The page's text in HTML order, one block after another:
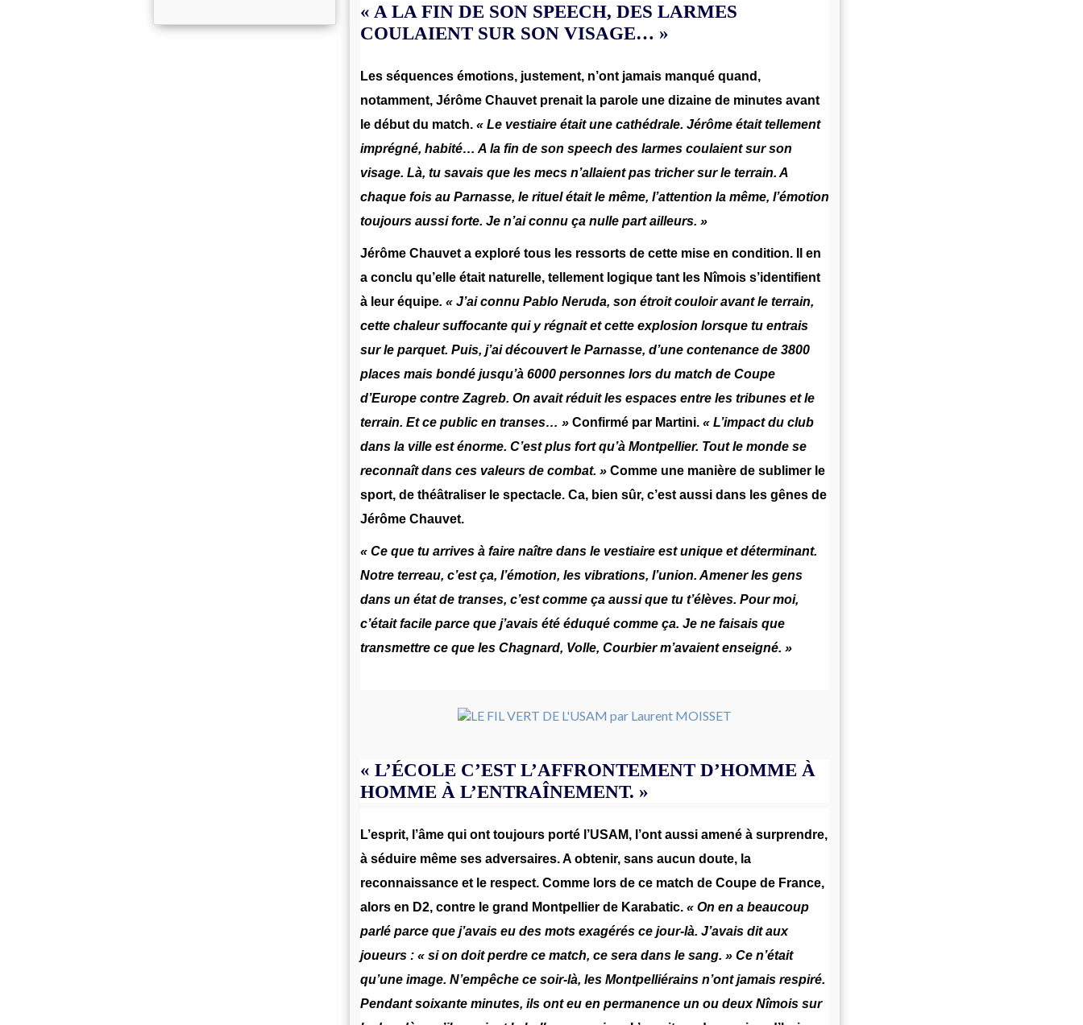
« A LA FIN DE SON SPEECH, DES LARMES
COULAIENT SUR SON VISAGE… »
Les séquences émotions, justement, n’ont jamais manqué quand,
notamment, Jérôme Chauvet prenait la parole une dizaine de minutes avant
le début du match. « Le vestiaire était une cathédrale. Jérôme était tellement
imprégné, habité… A la fin de son speech des larmes coulaient sur son
visage. Là, tu savais que les mecs n’allaient pas tricher sur le terrain. A
chaque fois au Parnasse, le rituel était le même, l’attention la même, l’émotion
toujours aussi forte. Je n’ai connu ça nulle part ailleurs. »
Jérôme Chauvet a exploré tous les ressorts de cette mise en condition. Il en
a conclu qu’elle était naturelle, tellement logique tant les Nîmois s’identifient
à leur équipe. « J’ai connu Pablo Neruda, son étroit couloir avant le terrain,
cette chaleur suffocante qui y régnait et cette explosion lorsque tu entrais
sur le parquet. Puis, j’ai découvert le Parnasse, d’une contenance de 3800
places mais bondé jusqu’à 6000 personnes lors du match de Coupe
d’Europe contre Zagreb. On avait réduit les espaces entre les tribunes et le
terrain. Et ce public en transes… » Confirmé par Martini. « L’impact du club
dans la ville est énorme. C’est plus fort qu’à Montpellier. Tout le monde se
reconnaît dans ces valeurs de combat. » Comme une manière de sublimer le
sport, de théâtraliser le spectacle. Ca, bien sûr, c’est aussi dans les gênes de
Jérôme Chauvet.
« Ce que tu arrives à faire naître dans le vestiaire est unique et déterminant.
Notre terreau, c’est ça, l’émotion, les vibrations, l’union. Amener les gens
dans un état de transes, c’est comme ça aussi que tu t’élèves. Pour moi,
c’était facile parce que j’avais été éduqué comme ça. Je ne faisais que
transmettre ce que les Chagnard, Volle, Courbier m’avaient enseigné. »
« L’ÉCOLE C’EST L’AFFRONTEMENT D’HOMME À
HOMME À L’ENTRAÎNEMENT. »
L’esprit, l’âme qui ont toujours porté l’USAM, l’ont aussi amené à surprendre,
à séduire même ses adversaires. A obtenir, sans aucun doute, la
reconnaissance et le respect. Comme lors de ce match de Coupe de France,
alors en D2, contre le grand Montpellier de Karabatic. « On en a beaucoup
parlé parce que j’avais eu des mots exagérés ce jour-là. J’avais dit aux
joueurs : « si on doit perdre ce match, ce sera dans le sang. » Ce n’était
qu’une image. N’empêche ce soir-là, les Montpelliérains n’ont jamais respiré.
Pendant soixante minutes, ils ont eu en permanence un ou deux Nîmois sur